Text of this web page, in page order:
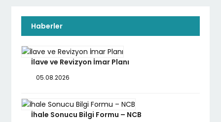
Haberler
İlave ve Revizyon İmar Planı
05.08.2026
İhale Sonucu Bilgi Formu – NCB